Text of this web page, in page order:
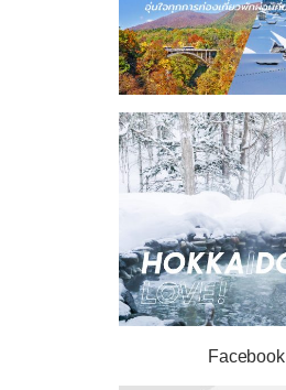
Facebook